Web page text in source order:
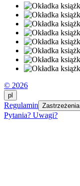
© 2026
pl
Regulamin Zastrzeżenia
Pytania? Uwagi?